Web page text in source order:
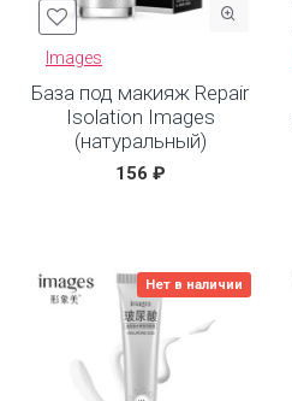
Images
База под макияж Repair
Isolation Images
(натуральный)
156 ₽
Нет в наличии